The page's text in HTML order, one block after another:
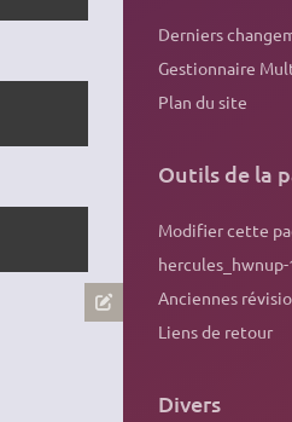
Derniers
Gestionnaire
Plan du site
Outils de la
Modifier cette
Anciennes
Liens de retour
Divers